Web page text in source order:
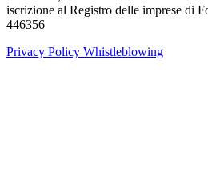
iscrizione al Registro delle imprese di
446356
Privacy Policy Whistleblowing